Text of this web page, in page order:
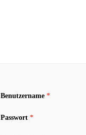
Benutzername *
Passwort *